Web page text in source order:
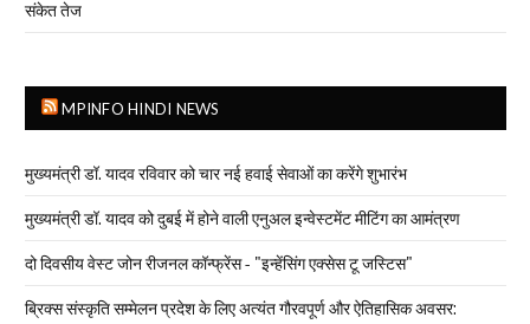
संकेत तेज
MPINFO HINDI NEWS
मुख्यमंत्री डॉ. यादव रविवार को चार नई हवाई सेवाओं का करेंगे शुभारंभ
मुख्यमंत्री डॉ. यादव को दुबई में होने वाली एनुअल इन्वेस्टमेंट मीटिंग का आमंत्रण
दो दिवसीय वेस्ट जोन रीजनल कॉन्फ्रेंस - "इन्हेंसिंग एक्सेस टू जस्टिस"
ब्रिक्स संस्कृति सम्मेलन प्रदेश के लिए अत्यंत गौरवपूर्ण और ऐतिहासिक अवसर: